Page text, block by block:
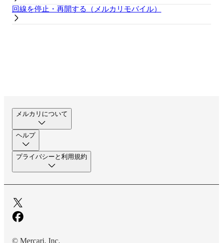
回線を停止・再開する（メルカリモバイル）
メルカリについて
ヘルプ
プライバシーと利用規約
© Mercari, Inc.